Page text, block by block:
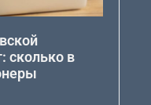
сколько в